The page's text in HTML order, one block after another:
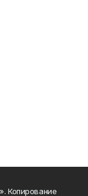
Копирование